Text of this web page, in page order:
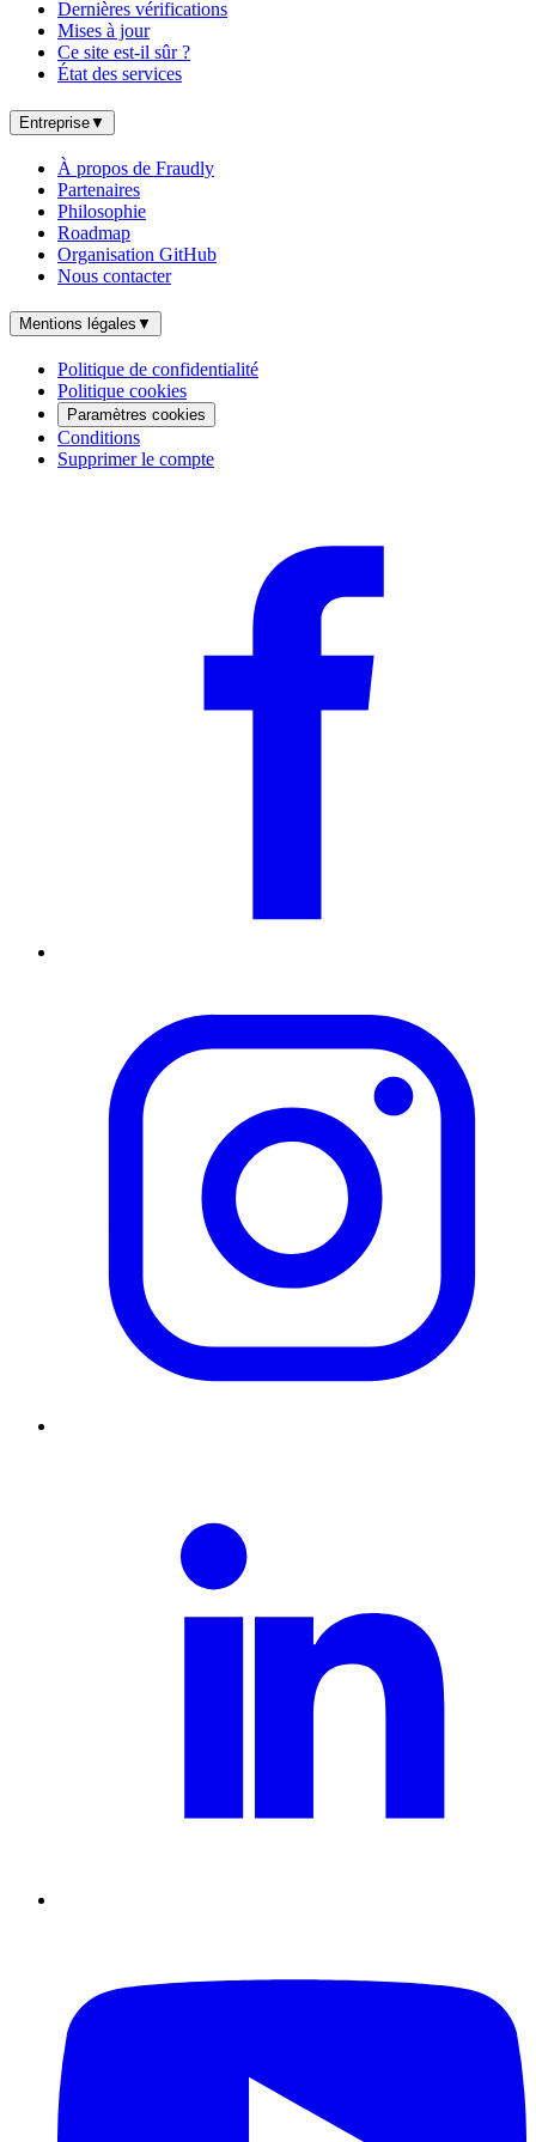
Dernières vérifications
Mises à jour
Ce site est-il sûr ?
État des services
Entreprise▼
À propos de Fraudly
Partenaires
Philosophie
Roadmap
Organisation GitHub
Nous contacter
Mentions légales ▼
Politique de confidentialité
Politique cookies
Paramètres cookies
Conditions
Supprimer le compte